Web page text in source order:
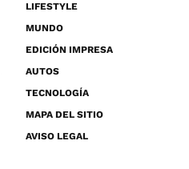
LIFESTYLE
MUNDO
EDICIÓN IMPRESA
AUTOS
TECNOLOGÍA
MAPA DEL SITIO
AVISO LEGAL